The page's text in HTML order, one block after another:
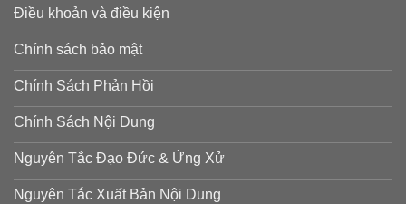
Điều khoản và điều kiện
Chính sách bảo mật
Chính Sách Phản Hồi
Chính Sách Nội Dung
Nguyên Tắc Đạo Đức & Ứng Xử
Nguyên Tắc Xuất Bản Nội Dung